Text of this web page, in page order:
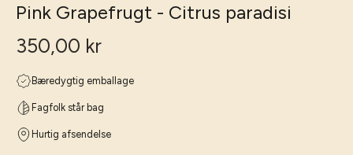
Pink Grapefrugt - Citrus paradisi
350,00 kr
Bæredygtig emballage
Fagfolk står bag
Hurtig afsendelse